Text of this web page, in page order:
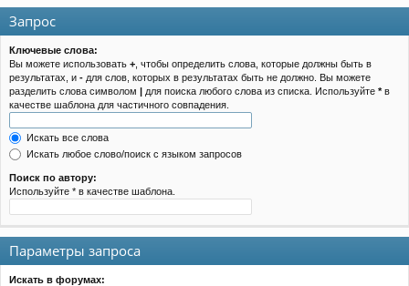
Запрос
Ключевые слова:
Вы можете использовать + , чтобы определить слова, которые должны быть в
результатах, и - для слов, которых в результатах быть не должно. Вы можете
разделить слова символом | для поиска любого слова из списка. Используйте *в
качестве шаблона для частичного совпадения.
Искать все слова
Искать любое слово/поиск с языком запросов
Поиск по автору:
Используйте * в качестве шаблона.
Параметры запроса
Искать в форумах: